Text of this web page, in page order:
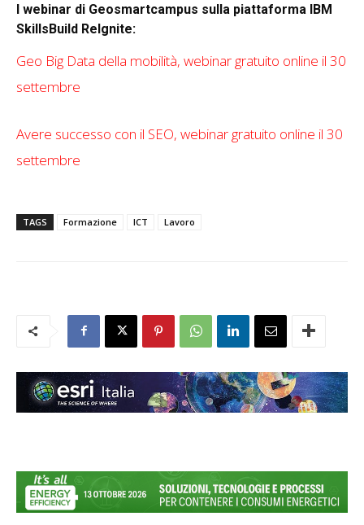
I webinar di Geosmartcampus sulla piattaforma IBM
SkillsBuild ReIgnite:
Geo Big Data della mobilità, webinar gratuito online il 30
settembre
Avere successo con il SEO, webinar gratuito online il 30
settembre
TAGS Formazione ICT Lavoro